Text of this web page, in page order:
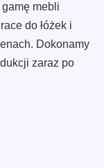
mebli
do łóżek i
Dokonamy
zaraz po